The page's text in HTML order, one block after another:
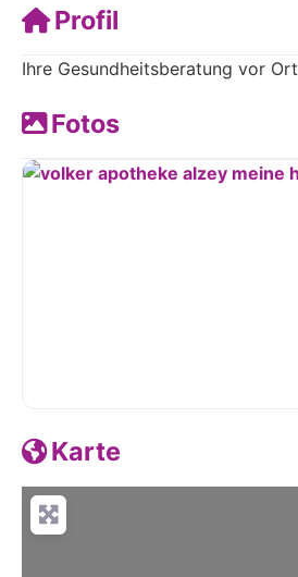
Profil
Ihre Gesundheitsberatung vor Ort
Fotos
Karte